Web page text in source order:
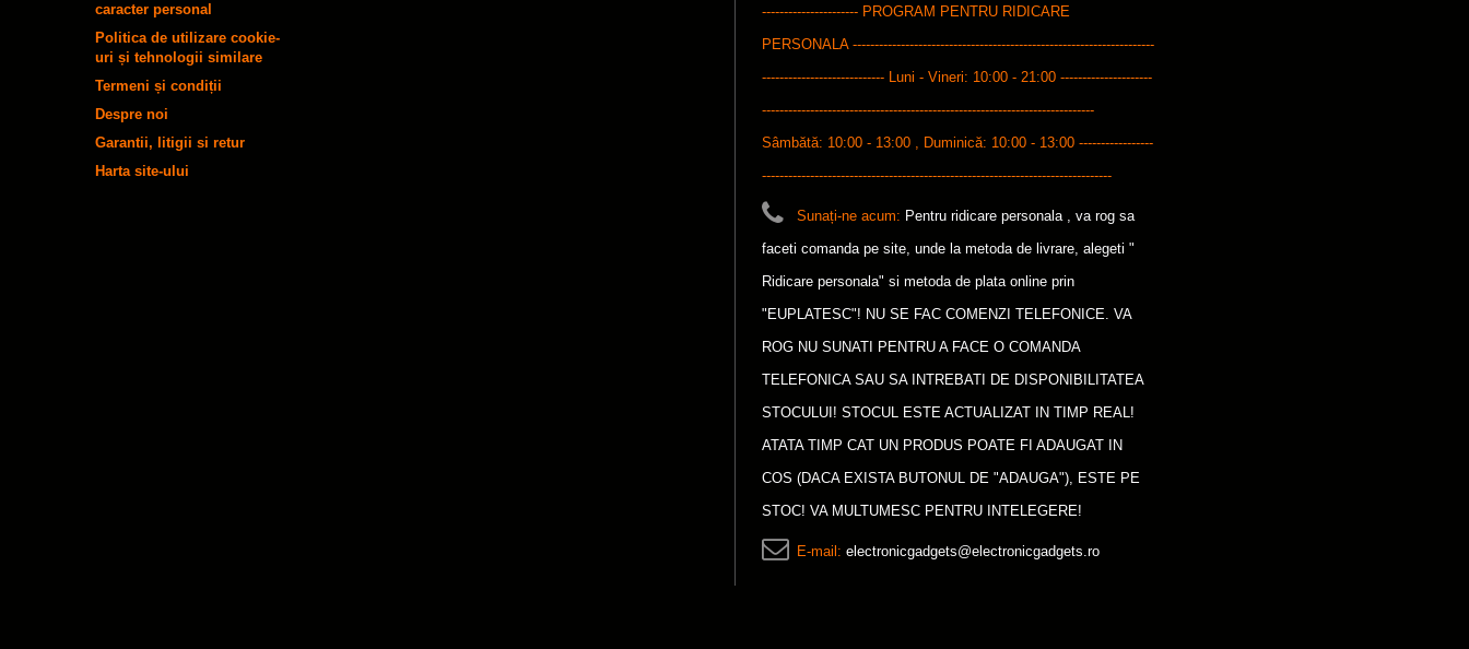
caracter personal
Politica de utilizare cookie-
uri și tehnologii similare
Termeni și condiții
Despre noi
Garantii, litigii si retur
Harta site-ului
---------------------- PROGRAM PENTRU RIDICARE
PERSONALA ---------------------------------------------------------------------
---------------------------- Luni - Vineri: 10:00 - 21:00 ---------------------
----------------------------------------------------------------------------
Sâmbătă: 10:00 - 13:00 , Duminică: 10:00 - 13:00 -----------------
--------------------------------------------------------------------------------
Sunați-ne acum: Pentru ridicare personala , va rog sa
faceti comanda pe site, unde la metoda de livrare, alegeti "
Ridicare personala" si metoda de plata online prin
"EUPLATESC"! NU SE FAC COMENZI TELEFONICE. VA
ROG NU SUNATI PENTRU A FACE O COMANDA
TELEFONICA SAU SA INTREBATI DE DISPONIBILITATEA
STOCULUI! STOCUL ESTE ACTUALIZAT IN TIMP REAL!
ATATA TIMP CAT UN PRODUS POATE FI ADAUGAT IN
COS (DACA EXISTA BUTONUL DE "ADAUGA"), ESTE PE
STOC! VA MULTUMESC PENTRU INTELEGERE!
E-mail: electronicgadgets@electronicgadgets.ro